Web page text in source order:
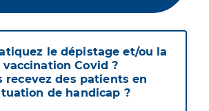
le dépistage et/ou la
vaccination Covid ?
recevez des patients en
de handicap ?